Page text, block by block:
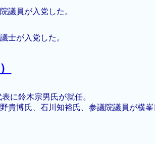
議員が入党した。
士が入党した。
に鈴木宗男氏が就任。
貴博氏、石川知裕氏、参議院議員が横峯